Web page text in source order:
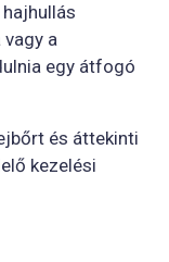
a
egy átfogó
és áttekinti
kezelési